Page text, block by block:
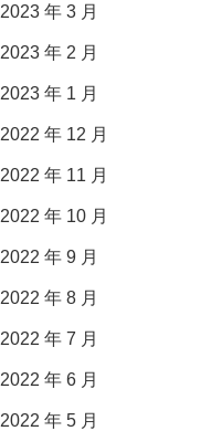
2023 年 3 月
2023 年 2 月
2023 年 1 月
2022 年 12 月
2022 年 11 月
2022 年 10 月
2022 年 9 月
2022 年 8 月
2022 年 7 月
2022 年 6 月
2022 年 5 月